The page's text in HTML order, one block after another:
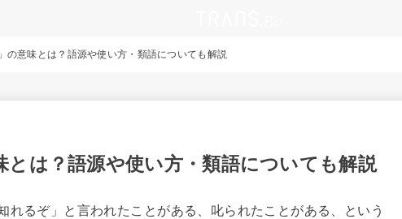
の意味とは？語源や使い方・類語についても解説
とは？語源や使い方・類語についても解説
れるぞ」と言われたことがある、叱られたことがある、という